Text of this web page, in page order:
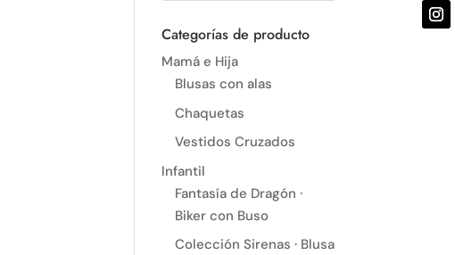
Categorías de producto
Mamá e Hija
Blusas con alas
Chaquetas
Vestidos Cruzados
Infantil
Fantasía de Dragón ·
Biker con Buso
Colección Sirenas · Blusa